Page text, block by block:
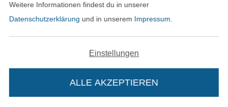
(7,37 € / 1 m²)
(6,86 € / 1 m²)
Weitere Informationen findest du in unserer
Datenschutzerklärung und in unserem Impressum
Einstellungen
ALLE AKZEPTIEREN